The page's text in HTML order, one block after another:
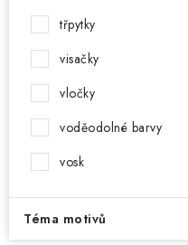
třpytky
visačky
vločky
voděodolné barvy
vosk
Téma motivů